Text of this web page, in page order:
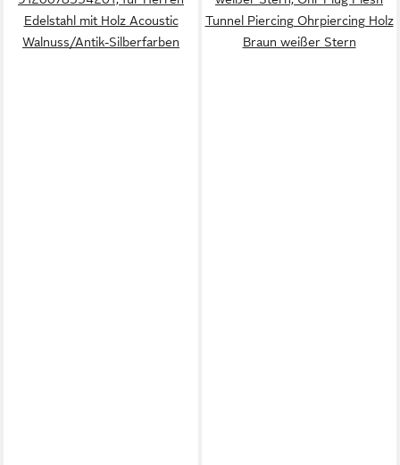
Edelstahl mit Holz Acoustic
Walnuss/Antik-Silberfarben
Tunnel Piercing Ohrpiercing Holz
Braun weißer Stern